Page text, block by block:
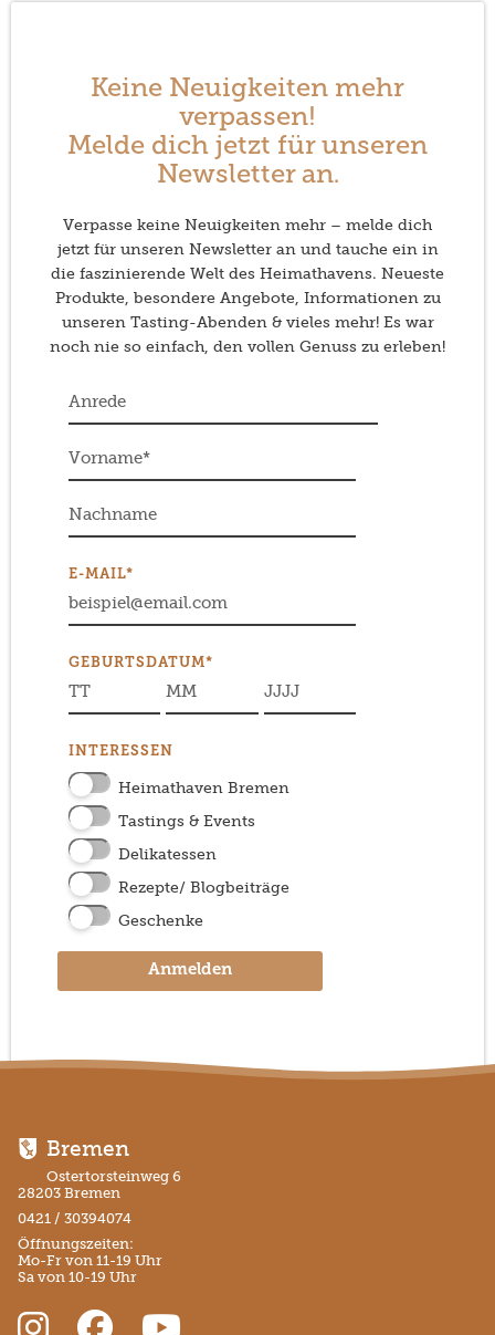
Keine Neuigkeiten mehr
verpassen!
Melde dich jetzt für unseren
Newsletter an.
Verpasse keine Neuigkeiten mehr – melde dich
jetzt für unseren Newsletter an und tauche ein in
die faszinierende Welt des Heimathavens. Neueste
Produkte, besondere Angebote, Informationen zu
unseren Tasting-Abenden & vieles mehr! Es war
noch nie so einfach, den vollen Genuss zu erleben!
E-MAIL*
GEBURTSDATUM*
INTERESSEN
Heimathaven Bremen
Tastings & Events
Delikatessen
Rezepte/ Blogbeiträge
Geschenke
Anmelden
Bremen
Ostertorsteinweg 6
28203 Bremen
0421 / 30394074
Öffnungszeiten:
Mo-Fr von 11-19 Uhr
Sa von 10-19 Uhr